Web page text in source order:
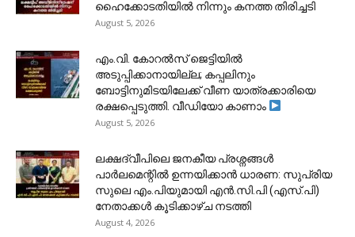
ഹൈക്കോടതിയിൽ നിന്നും കനത്ത തിരിച്ചടി
August 5, 2026
​എം.വി. കോറൽസ് ജെട്ടിയിൽ
അടുപ്പിക്കാനായില്ല; കപ്പലിനും
ബോട്ടിനുമിടയിലേക്ക് വീണ യാത്രക്കാരിയെ
രക്ഷപ്പെടുത്തി. വീഡിയോ കാണാം
August 5, 2026
ലക്ഷദ്വീപിലെ ജനകീയ പ്രശ്നങ്ങൾ
പാർലമെന്റിൽ ഉന്നയിക്കാൻ ധാരണ: സുപ്രിയ
സുലെ എം.പിയുമായി എൻ.സി.പി (എസ്.പി)
നേതാക്കൾ കൂടിക്കാഴ്ച നടത്തി
August 4, 2026